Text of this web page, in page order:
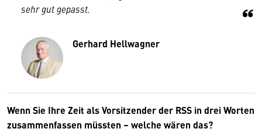
sehr gut gepasst.
Gerhard Hellwagner
Wenn Sie Ihre Zeit als Vorsitzender der RSS in drei Worten
zusammenfassen müssten – welche wären das?